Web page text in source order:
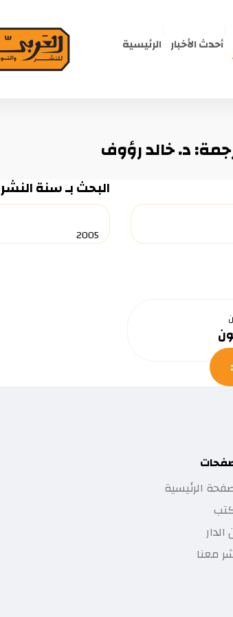
الرئيسية أحدث الأخبار
د. خالد رؤوف
البحث بـ سنة النشر
الرئيسية
معنا